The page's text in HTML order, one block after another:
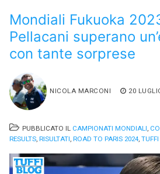
Mondiali Fukuoka
Pellacani superano
con tante sorprese
NICOLA MARCONI 20
PUBBLICATO IL CAMPIONATI MONDIALI,
RESULTS, RISULTATI, ROAD TO PARIS 2024, TUFFI